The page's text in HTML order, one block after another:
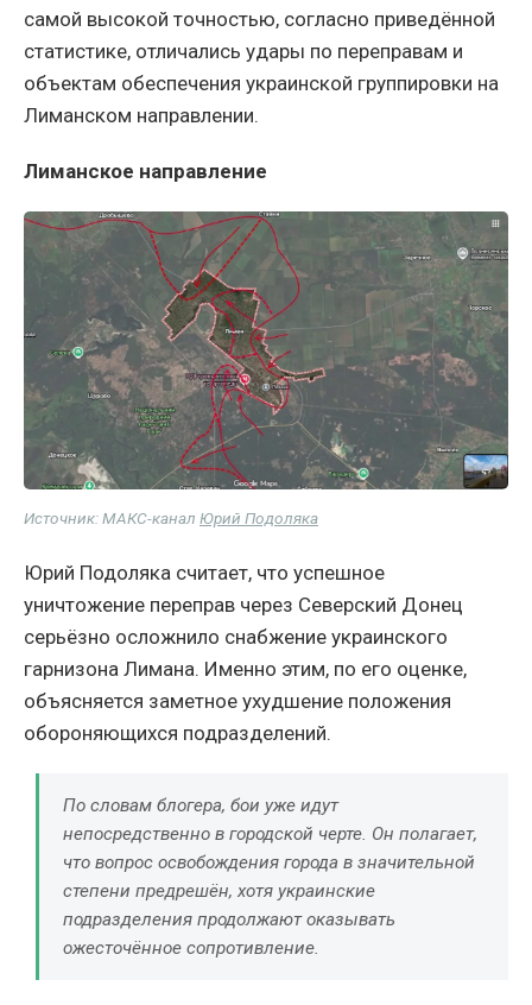
самой высокой точностью, согласно приведённой
статистике, отличались удары по переправам и
объектам обеспечения украинской группировки на
Лиманском направлении.
Лиманское направление
Источник: МАКС-канал Юрий Подоляка
Юрий Подоляка считает, что успешное
уничтожение переправ через Северский Донец
серьёзно осложнило снабжение украинского
гарнизона Лимана. Именно этим, по его оценке,
объясняется заметное ухудшение положения
обороняющихся подразделений.
По словам блогера, бои уже идут
непосредственно в городской черте. Он полагает,
что вопрос освобождения города в значительной
степени предрешён, хотя украинские
подразделения продолжают оказывать
ожесточённое сопротивление.